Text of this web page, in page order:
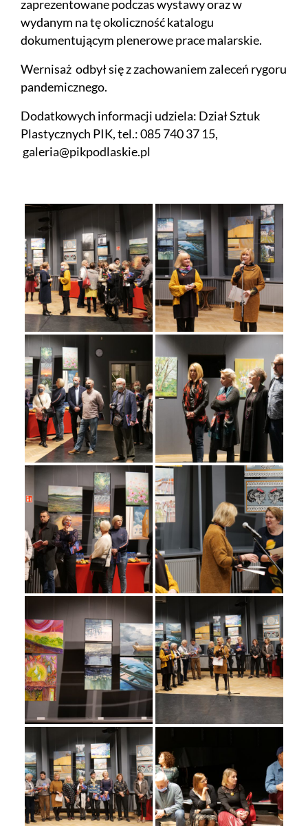
zaprezentowane podczas wystawy oraz w
wydanym na tę okoliczność katalogu
dokumentującym plenerowe prace malarskie.
Wernisaż odbył się z zachowaniem zaleceń rygoru
pandemicznego.
Dodatkowych informacji udziela: Dział Sztuk
Plastycznych PIK, tel.: 085 740 37 15,
galeria@pikpodlaskie.pl